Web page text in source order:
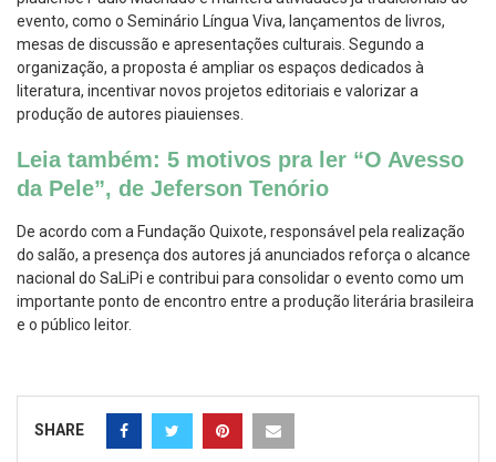
evento, como o Seminário Língua Viva, lançamentos de livros,
mesas de discussão e apresentações culturais. Segundo a
organização, a proposta é ampliar os espaços dedicados à
literatura, incentivar novos projetos editoriais e valorizar a
produção de autores piauienses.
Leia também: 5 motivos pra ler “O Avesso
da Pele”, de Jeferson Tenório
De acordo com a Fundação Quixote, responsável pela realização
do salão, a presença dos autores já anunciados reforça o alcance
nacional do SaLiPi e contribui para consolidar o evento como um
importante ponto de encontro entre a produção literária brasileira
e o público leitor.
SHARE